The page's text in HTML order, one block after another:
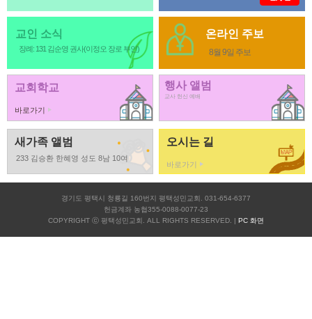
교인 소식
장례: 131 김순영 권사(이정오 장로 부인)
온라인 주보
8월 9일 주보
교회학교
바로가기
행사 앨범
교사 헌신 예배
새가족 앨범
233 김승환 한혜영 성도 8남 10여
오시는 길
바로가기
경기도 평택시 청룡길 160번지 평택성민교회. 031-654-6377
헌금계좌 농협355-0088-0077-23
COPYRIGHT ⓒ 평택성민교회. ALL RIGHTS RESERVED. | PC 화면